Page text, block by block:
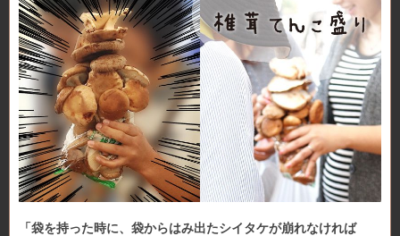
「袋を持った時に、袋からはみ出たシイタケが崩れなければ